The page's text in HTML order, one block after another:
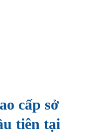
cấp sở
tiên tại